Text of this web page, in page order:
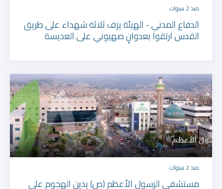
منذ 2 سنوات
الدفاع المدني - الهيئة يزف ثلاثة شهداء على طريق
القدس ارتقوا بعدوانٍ صهيوني على العديسة
منذ 2 سنوات
مستشفى الرسول الأعظم (ص) يدين الهجوم على